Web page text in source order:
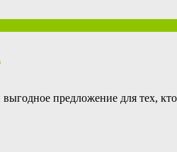
предложение для тех,